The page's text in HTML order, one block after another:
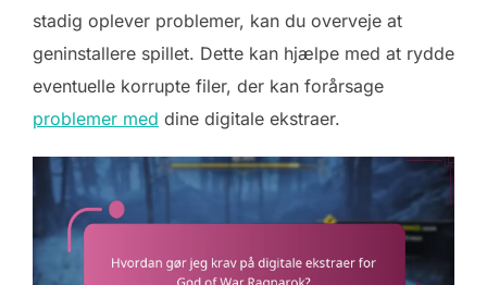
stadig oplever problemer, kan du overveje at
geninstallere spillet. Dette kan hjælpe med at rydde
eventuelle korrupte filer, der kan forårsage
problemer med dine digitale ekstraer.